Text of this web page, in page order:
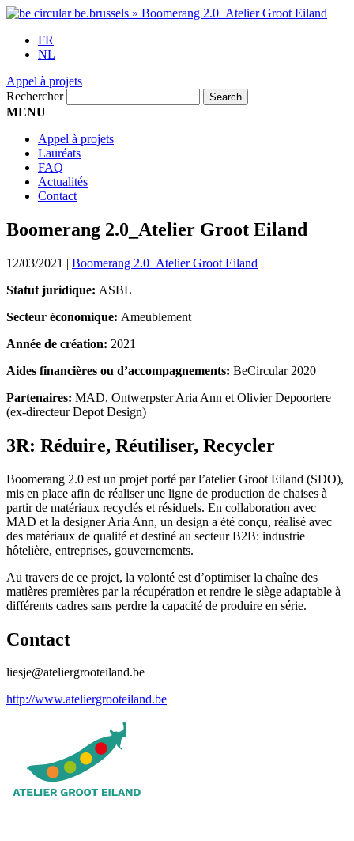
FR
NL
Appel à projets
Rechercher
MENU
Appel à projets
Lauréats
FAQ
Actualités
Contact
Boomerang 2.0_Atelier Groot Eiland
12/03/2021 | Boomerang 2.0_Atelier Groot Eiland
Statut juridique: ASBL
Secteur économique: Ameublement
Année de création: 2021
Aides financières ou d’accompagnements: BeCircular 2020
Partenaires: MAD, Ontwerpster Aria Ann et Olivier Depoortere
(ex-directeur Depot Design)
3R: Réduire, Réutiliser, Recycler
Boomerang 2.0 est un projet porté par l’atelier Groot Eiland (SDO),
mis en place afin de réaliser une ligne de production de chaises à
partir de matériaux recyclés et résiduels. En collaboration avec
MAD et la designer Aria Ann, un design a été conçu, réalisé avec
des matériaux de qualité et destiné au secteur B2B: industrie
hôtelière, entreprises, gouvernements.
Au travers de ce projet, la volonté est d’optimiser la chaîne des
matières premières par la récupération et rendre le siège adaptable à
différents cadres sans perdre la capacité de produire en série.
Contact
liesje@ateliergrooteiland.be
http://www.ateliergrooteiland.be